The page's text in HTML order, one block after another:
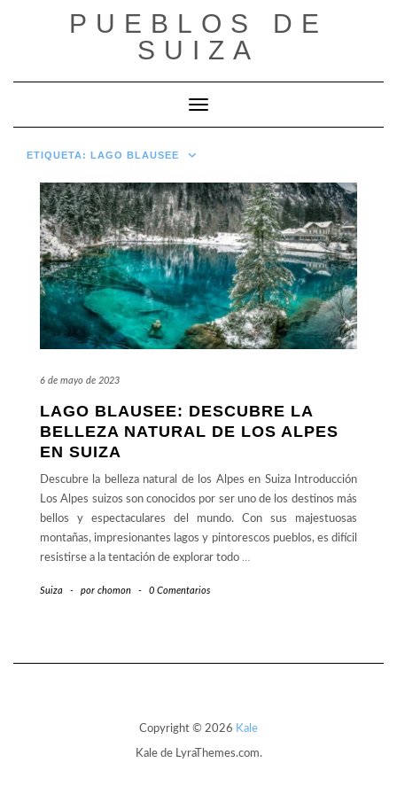
PUEBLOS DE
SUIZA
Cambiar modo de navegación
ETIQUETA: LAGO BLAUSEE
6 de mayo de 2023
LAGO BLAUSEE: DESCUBRE LA
BELLEZA NATURAL DE LOS ALPES
EN SUIZA
Descubre la belleza natural de los Alpes en Suiza Introducción
Los Alpes suizos son conocidos por ser uno de los destinos más
bellos y espectaculares del mundo. Con sus majestuosas
montañas, impresionantes lagos y pintorescos pueblos, es difícil
resistirse a la tentación de explorar todo …
Suiza - por chomon - 0 Comentarios
Copyright © 2026 Kale
Kalede LyraThemes.com.